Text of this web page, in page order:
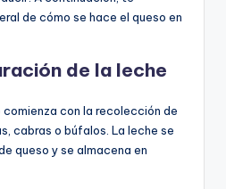
de cómo se hace el queso en
de la leche
con la recolección de
cabras o búfalos. La leche se
queso y se almacena en